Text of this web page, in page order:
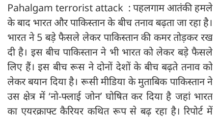
Pahalgam terrorist attack : पहलगाम आतंकी हमले
के बाद भारत और पाकिस्तान के बीच तनाव बढ़ता जा रहा है।
भारत ने 5 बड़े फैसले लेकर पाकिस्तान की कमर तोड़कर रख
दी है। इस बीच पाकिस्तान ने भी भारत को लेकर बड़े फैसले
लिए हैं। इस बीच रूस ने दोनों देशों के बीच बढ़ते तनाव को
लेकर बयान दिया है। रूसी मीडिया के मुताबिक पाकिस्तान ने
उस क्षेत्र में ‘नो-फ्लाई जोन’ घोषित कर दिया है जहां भारत
का एयरक्राफ्ट कैरियर कथित रूप से बढ़ रहा है। रिपोर्ट में